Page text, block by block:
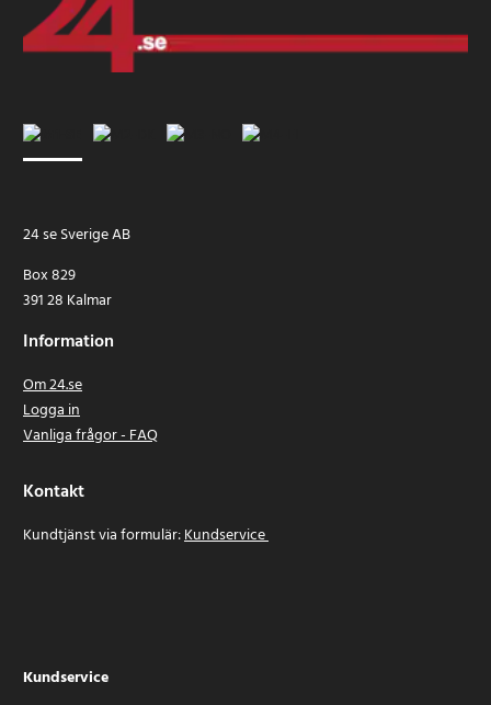
24 se Sverige AB
Box 829
391 28 Kalmar
Information
Om 24.se
Logga in
Vanliga frågor - FAQ
Kontakt
Kundtjänst via formulär:Kundservice
Kundservice